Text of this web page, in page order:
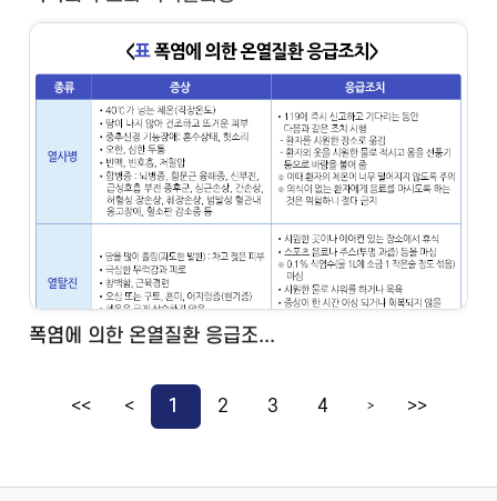
폭염에 의한 온열질환 응급조...
<< < 1 2 3 4 > >>